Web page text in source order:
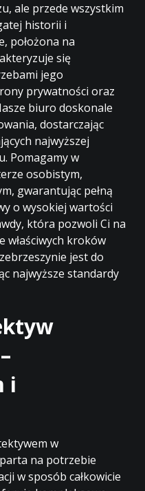
ale przede wszystkim
historii i
położona na
się
jego
prywatności oraz
biuro doskonale
dostarczając
najwyższej
Pomagamy w
osobistym,
gwarantując pełną
o wysokiej wartości
która pozwoli Ci na
właściwych kroków
jest do
najwyższe standardy
i
w
na potrzebie
w sposób całkowicie